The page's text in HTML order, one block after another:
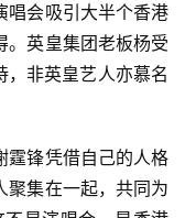
唱会吸引大半个香港
。英皇集团老板杨受
非英皇艺人亦慕名
霆锋凭借自己的人格
聚集在一起，共同为